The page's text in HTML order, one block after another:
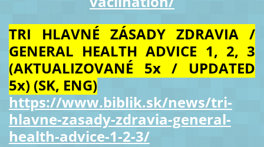
TRI HLAVNÉ ZÁSADY ZDRAVIA /
GENERAL HEALTH ADVICE 1, 2, 3
(AKTUALIZOVANÉ 5x / UPDATED
5x) (SK, ENG)
https://www.biblik.sk/news/tri-
hlavne-zasady-zdravia-general-
health-advice-1-2-3/